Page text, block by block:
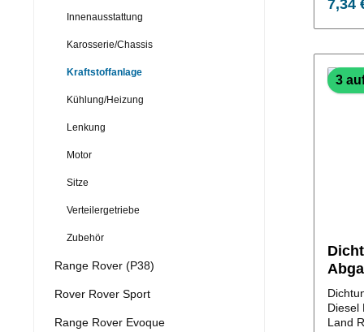
Innenausstattung
Karosserie/Chassis
Kraftstoffanlage
Kühlung/Heizung
Lenkung
Motor
Sitze
Verteilergetriebe
Zubehör
Range Rover (P38)
Rover Rover Sport
Range Rover Evoque
7,34
3
Diesel
Land